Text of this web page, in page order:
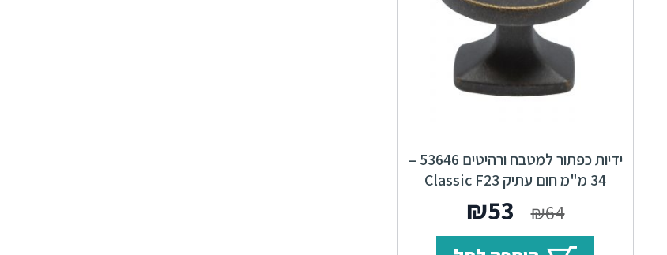
ידיות כפתור למטבח ורהיטים 53646 –
34 מ"מ חום עתיק Classic F23
₪64
המחיר
המקורי
₪53
הנוכחי